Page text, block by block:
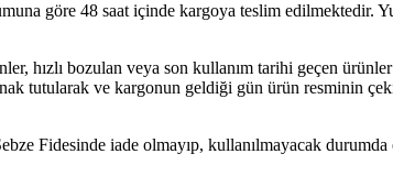
göre 48 saat içinde kargoya teslim
hızlı bozulan veya son kullanım tarihi geçen
tutularak ve kargonun geldiği gün ürün resminin
Fidesinde iade olmayıp, kullanılmayacak